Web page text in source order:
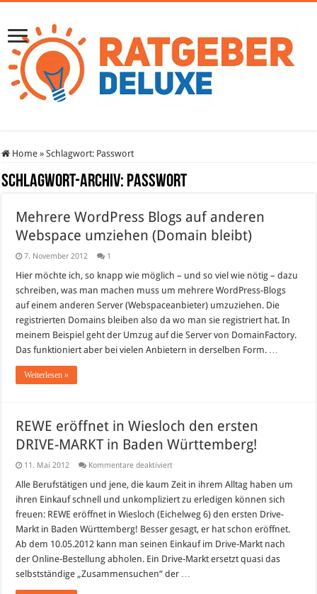
Home » Schlagwort: Passwort
Schlagwort-Archiv: Passwort
Mehrere WordPress Blogs auf anderen
Webspace umziehen (Domain bleibt)
7. November 2012 1
Hier möchte ich, so knapp wie möglich – und so viel wie nötig – dazu
schreiben, was man machen muss um mehrere WordPress-Blogs
auf einem anderen Server (Webspaceanbieter) umzuziehen. Die
registrierten Domains bleiben also da wo man sie registriert hat. In
meinem Beispiel geht der Umzug auf die Server von DomainFactory.
Das funktioniert aber bei vielen Anbietern in derselben Form. …
Weiterlesen »
REWE eröffnet in Wiesloch den ersten
DRIVE-MARKT in Baden Württemberg!
11. Mai 2012 Kommentare deaktiviertfür
eröffnet
Wiesloch
den
ersten
DRIVE-
MARKT
in
Baden
Alle Berufstätigen und jene, die kaum Zeit in ihrem Alltag haben um
ihren Einkauf schnell und unkompliziert zu erledigen können sich
freuen: REWE eröffnet in Wiesloch (Eichelweg 6) den ersten Drive-
Markt in Baden Württemberg! Besser gesagt, er hat schon eröffnet.
Ab dem 10.05.2012 kann man seinen Einkauf im Drive-Markt nach
der Online-Bestellung abholen. Ein Drive-Markt ersetzt quasi das
selbstständige „Zusammensuchen“ der …